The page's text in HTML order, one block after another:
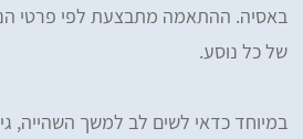
באסיה. ההתאמה מתבצעת לפי פרטי
של כל נוסע.
במיוחד כדאי לשים לב למשך השהייה,